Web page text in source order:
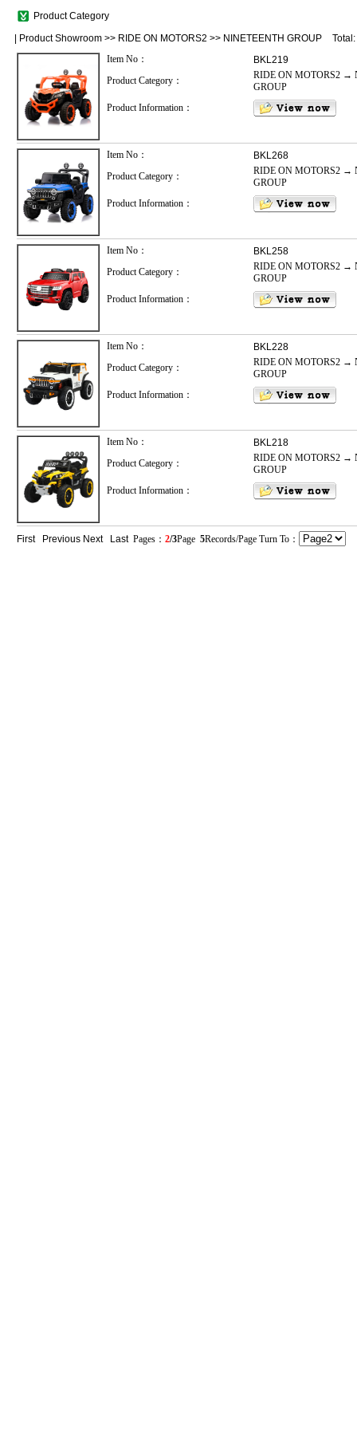
Product Category
Product Showroom >> RIDE ON MOTORS2 >> NINETEENTH GROUP
Item No：
BKL219
Product Category：
RIDE ON MOTORS2 →
GROUP
Product Information：
Item No：
BKL268
Product Category：
RIDE ON MOTORS2 →
GROUP
Product Information：
Item No：
BKL258
Product Category：
RIDE ON MOTORS2 →
GROUP
Product Information：
Item No：
BKL228
Product Category：
RIDE ON MOTORS2 →
GROUP
Product Information：
Item No：
BKL218
Product Category：
RIDE ON MOTORS2 →
GROUP
Product Information：
First Previous Next LastPages： 2/3Page 5Records/Page Turn To：